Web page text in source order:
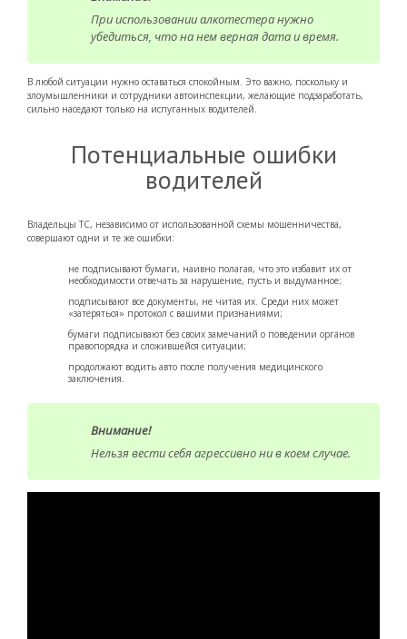
При использовании алкотестера нужно
убедиться, что на нем верная дата и время.
В любой ситуации нужно оставаться спокойным. Это важно, поскольку и
злоумышленники и сотрудники автоинспекции, желающие подзаработать,
сильно наседают только на испуганных водителей.
Потенциальные ошибки
водителей
Владельцы ТС, независимо от использованной схемы мошенничества,
совершают одни и те же ошибки:
не подписывают бумаги, наивно полагая, что это избавит их от
необходимости отвечать за нарушение, пусть и выдуманное;
подписывают все документы, не читая их. Среди них может
«затеряться» протокол с вашими признаниями;
бумаги подписывают без своих замечаний о поведении органов
правопорядка и сложившейся ситуации;
продолжают водить авто после получения медицинского
заключения.
Внимание!
Нельзя вести себя агрессивно ни в коем случае.